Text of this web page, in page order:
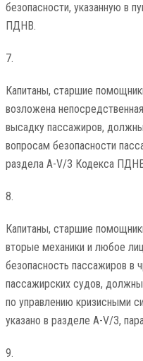
безопасности, указанную в
ПДНВ.
7.
Капитаны, старшие
возложена
высадку пассажиров,
вопросам безопасности
раздела A-V/3 Кодекса
8.
Капитаны, старшие
вторые механики и любое
безопасность пассажиров в
пассажирских судов,
по управлению кризисными
указано в разделе A-V/3,
9.